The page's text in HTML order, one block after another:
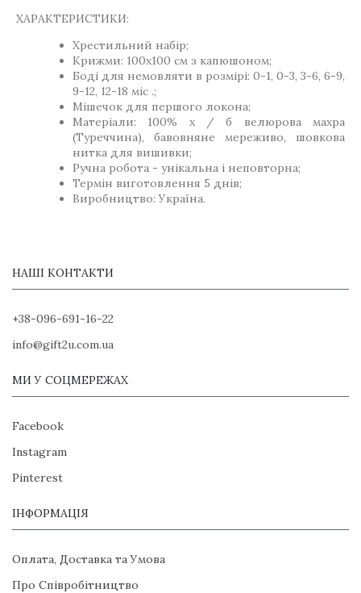
ХАРАКТЕРИСТИКИ:
Хрестильний набір;
Крижми: 100х100 см з капюшоном;
Боді для немовляти в розмірі: 0-1, 0-3, 3-6, 6-9,
9-12, 12-18 міс .;
Мішечок для першого локона;
Матеріали: 100% х / б велюрова махра
(Туреччина), бавовняне мереживо, шовкова
нитка для вишивки;
Ручна робота - унікальна і неповторна;
Термін виготовлення 5 днів;
Виробництво: Україна.
НАШІ КОНТАКТИ
+38-096-691-16-22
info@gift2u.com.ua
МИ У СОЦМЕРЕЖАХ
Facebook
Instagram
Pinterest
ІНФОРМАЦІЯ
Оплата, Доставка та Умова
Про Співробітництво